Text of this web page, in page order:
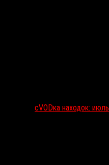
сVODка находок: июль